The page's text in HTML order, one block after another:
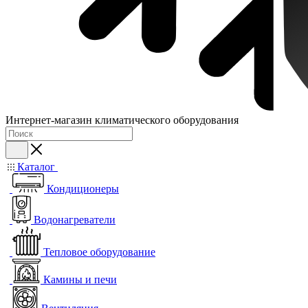
Интернет-магазин климатического оборудования
Каталог
Кондиционеры
Водонагреватели
Тепловое оборудование
Камины и печи